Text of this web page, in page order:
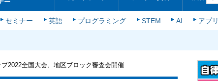
ー
セミナー 英語 プログラミング STEM AI アプリ
2022全国大会、地区ブロック審査会開催